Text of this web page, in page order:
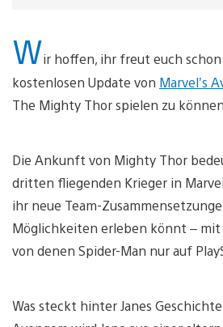
Wir hoffen, ihr freut euch
kostenlosen Update von Marvel’s
The Mighty Thor spielen zu
Die Ankunft von Mighty Thor
dritten fliegenden Krieger in
ihr neue Team-
Möglichkeiten erleben könnt – mit
von denen Spider-Man nur auf
Was steckt hinter Janes